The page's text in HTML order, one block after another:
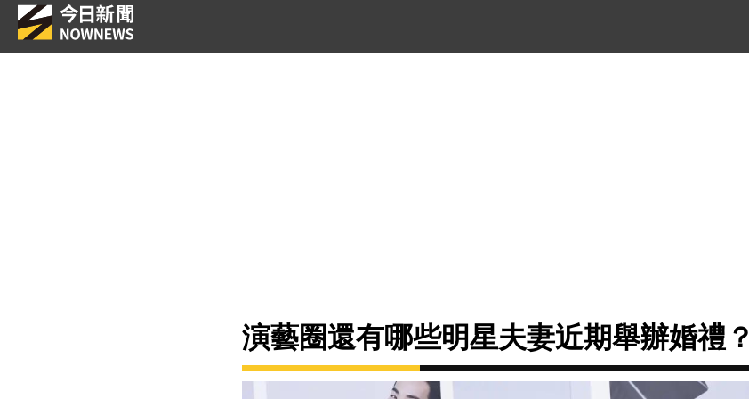
演藝圈還有哪些明星夫妻近期舉辦婚禮？